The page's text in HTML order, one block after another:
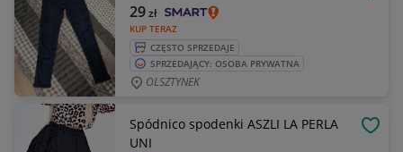
KUP TERAZ
29zł
CZĘSTO SPRZEDAJE
SPRZEDAJĄCY: OSOBA PRYWATNA
OLSZTYNEK
Spódnico spodenki ASZLI LA PERLA
UNI